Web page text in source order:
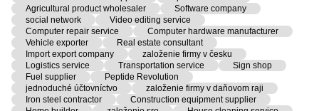
Agricultural product wholesaler
Software company
social network
Video editing service
Computer repair service
Computer hardware manufacturer
Vehicle exporter
Real estate consultant
Import export company
založenie firmy v česku
Logistics service
Transportation service
Sign shop
Fuel supplier
Peptide Revolution
jednoduché účtovníctvo
založenie firmy v daňovom raji
Iron steel contractor
Construction equipment supplier